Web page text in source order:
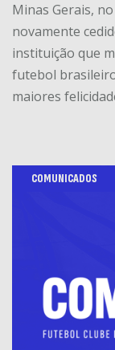
Minas Gerais,
novamente
instituição que
futebol
maiores
COMUNICADOS